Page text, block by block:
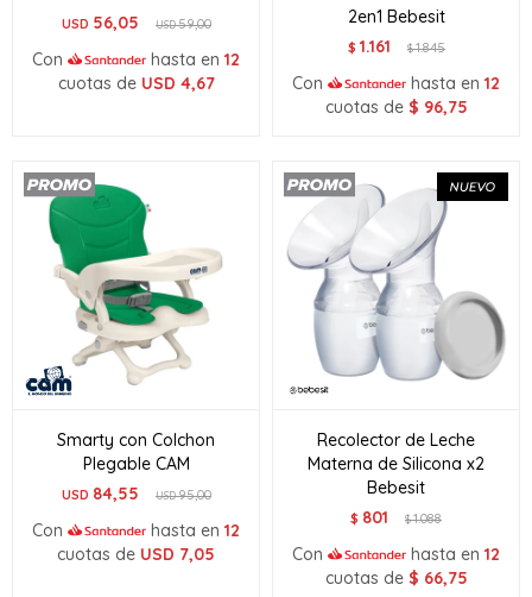
USD 56,05 USD59,00
Con hasta en 12
cuotas de USD 4,67
2en1 Bebesit
$ 1.161 $1.845
Con hasta en 12
cuotas de $ 96,75
Smarty con Colchon
Plegable CAM
USD 84,55 USD95,00
Con hasta en 12
cuotas de USD 7,05
Recolector de Leche
Materna de Silicona x2
Bebesit
$ 801 $1.088
Con hasta en 12
cuotas de $ 66,75